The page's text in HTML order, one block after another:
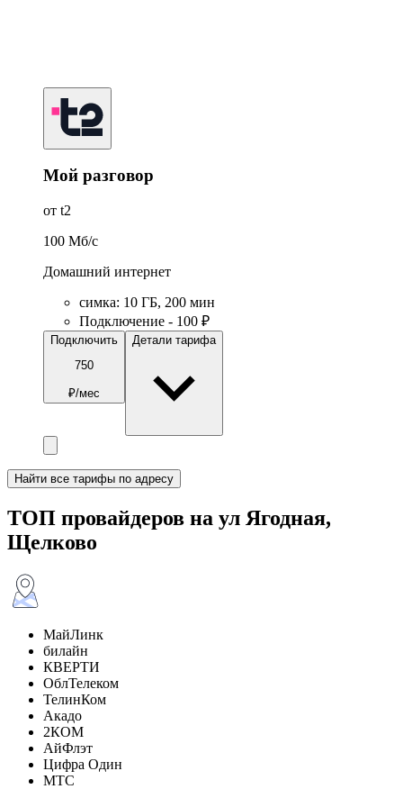
Мой разговор
от t2
100 Мб/c
Домашний интернет
симка: 10 ГБ, 200 мин
Подключение - 100 ₽
Подключить
750
₽/мес
Детали тарифа
Найти все тарифы по адресу
ТОП провайдеров на ул Ягодная,
Щелково
МайЛинк
билайн
КВЕРТИ
ОблТелеком
ТелинКом
Акадо
2КОМ
АйФлэт
Цифра Один
МТС